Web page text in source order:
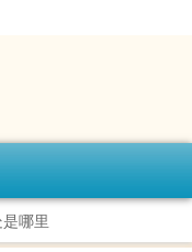
哪里